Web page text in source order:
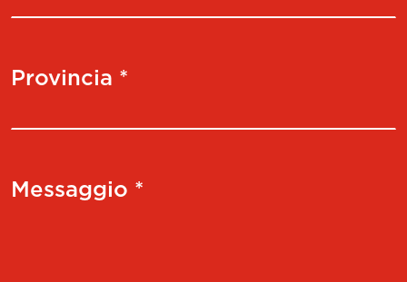
Provincia *
Messaggio *